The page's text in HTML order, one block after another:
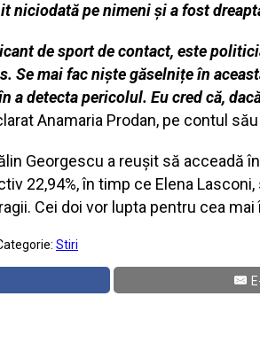
niciodată pe nimeni și a fost
de sport de contact, este
Se mai fac niște găselnițe în
a detecta pericolul. Eu cred că,
Anamaria Prodan, pe contul
Georgescu a reușit să acceadă
22,94%, în timp ce Elena
Cei doi vor lupta pentru cea
Stiri